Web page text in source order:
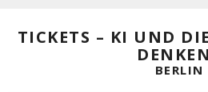
TICKETS – KI UND
BERLIN